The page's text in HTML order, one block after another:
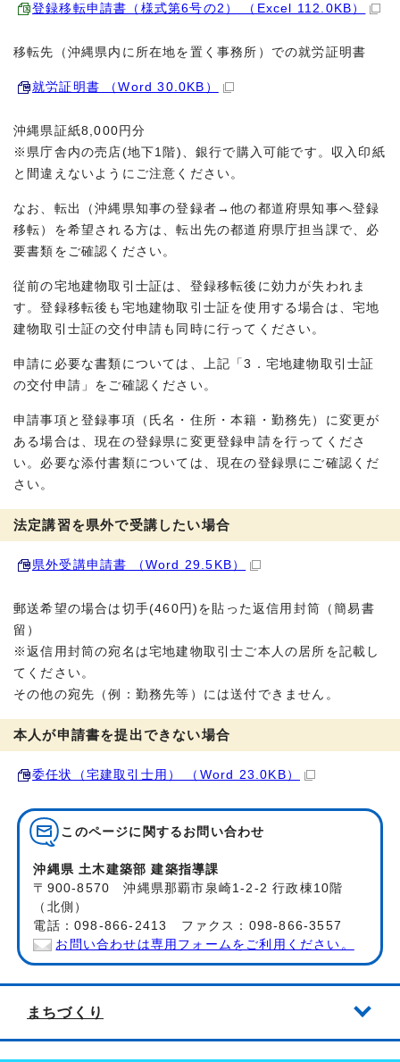
登録移転申請書（様式第6号の2） （Excel 112.0KB）
移転先（沖縄県内に所在地を置く事務所）での就労証明書
就労証明書 （Word 30.0KB）
沖縄県証紙8,000円分
※県庁舎内の売店(地下1階)、銀行で購入可能です。収入印紙
と間違えないようにご注意ください。
なお、転出（沖縄県知事の登録者→他の都道府県知事へ登録
移転）を希望される方は、転出先の都道府県庁担当課で、必
要書類をご確認ください。
従前の宅地建物取引士証は、登録移転後に効力が失われま
す。登録移転後も宅地建物取引士証を使用する場合は、宅地
建物取引士証の交付申請も同時に行ってください。
申請に必要な書類については、上記「3．宅地建物取引士証
の交付申請」をご確認ください。
申請事項と登録事項（氏名・住所・本籍・勤務先）に変更が
ある場合は、現在の登録県に変更登録申請を行ってくださ
い。必要な添付書類については、現在の登録県にご確認くだ
さい。
法定講習を県外で受講したい場合
県外受講申請書 （Word 29.5KB）
郵送希望の場合は切手(460円)を貼った返信用封筒（簡易書
留）
※返信用封筒の宛名は宅地建物取引士ご本人の居所を記載し
てください。
その他の宛先（例：勤務先等）には送付できません。
本人が申請書を提出できない場合
委任状（宅建取引士用） （Word 23.0KB）
このページに関する お問い合わせ
沖縄県 土木建築部 建築指導課
〒900-8570 沖縄県那覇市泉崎1-2-2 行政棟10階
（北側）
電話：098-866-2413 ファクス：098-866-3557
お問い合わせは専用フォームをご利用ください。
まちづくり